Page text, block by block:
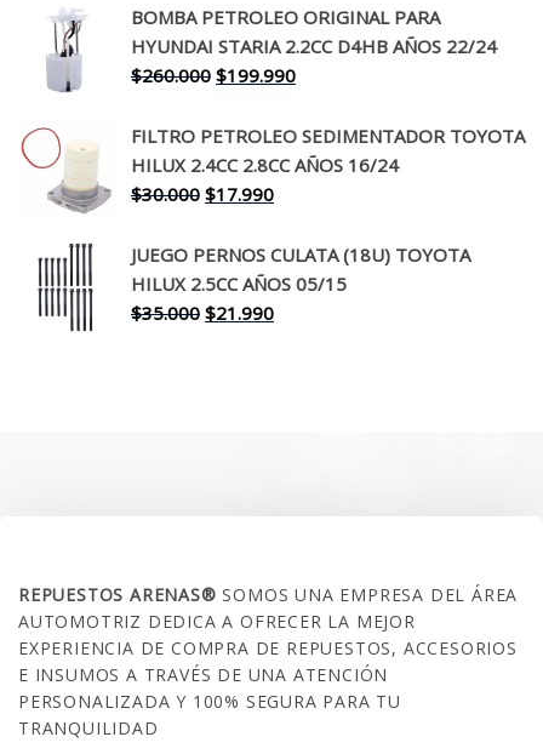
original
era:
$650.000.
actual
es:
$519.990.
BOMBA PETROLEO ORIGINAL PARA
HYUNDAI STARIA 2.2CC D4HB AÑOS 22/24
$260.000 El
original
era:
$260.000.
$199.990El
actual
es:
FILTRO PETROLEO SEDIMENTADOR TOYOTA
HILUX 2.4CC 2.8CC AÑOS 16/24
$30.000 El
original
era:
$30.000.
$17.990El
actual
es:
$17.990.
JUEGO PERNOS CULATA (18U) TOYOTA
HILUX 2.5CC AÑOS 05/15
$35.000 El
$21.990El
REPUESTOS ARENAS®SOMOS UNA EMPRESA DEL ÁREA
AUTOMOTRIZ DEDICA A OFRECER LA MEJOR
EXPERIENCIA DE COMPRA DE REPUESTOS, ACCESORIOS
E INSUMOS A TRAVÉS DE UNA ATENCIÓN
PERSONALIZADA Y 100% SEGURA PARA TU
TRANQUILIDAD